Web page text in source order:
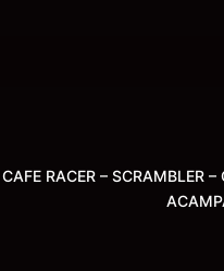
CAFE RACER – SCRAMBLER –